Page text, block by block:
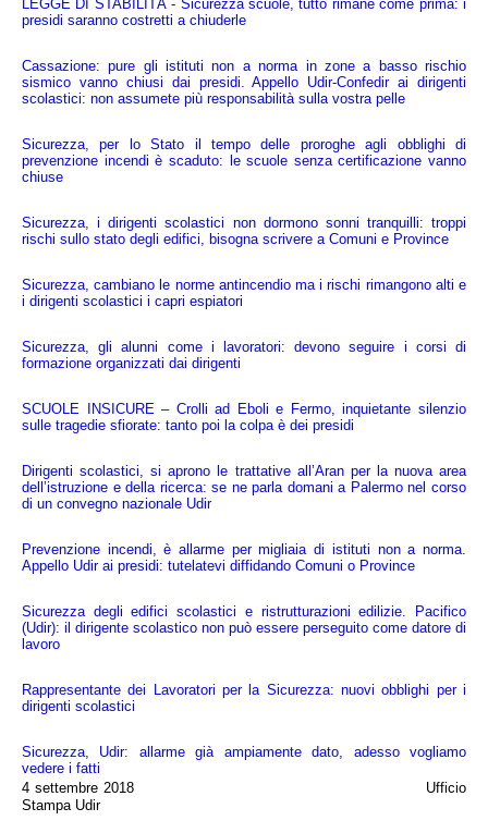
LEGGE DI STABILITÀ - Sicurezza scuole, tutto rimane come prima: i
presidi saranno costretti a chiuderle
Cassazione: pure gli istituti non a norma in zone a basso rischio
sismico vanno chiusi dai presidi. Appello Udir-Confedir ai dirigenti
scolastici: non assumete più responsabilità sulla vostra pelle
Sicurezza, per lo Stato il tempo delle proroghe agli obblighi di
prevenzione incendi è scaduto: le scuole senza certificazione vanno
chiuse
Sicurezza, i dirigenti scolastici non dormono sonni tranquilli: troppi
rischi sullo stato degli edifici, bisogna scrivere a Comuni e Province
Sicurezza, cambiano le norme antincendio ma i rischi rimangono alti e
i dirigenti scolastici i capri espiatori
Sicurezza, gli alunni come i lavoratori: devono seguire i corsi di
formazione organizzati dai dirigenti
SCUOLE INSICURE – Crolli ad Eboli e Fermo, inquietante silenzio
sulle tragedie sfiorate: tanto poi la colpa è dei presidi
Dirigenti scolastici, si aprono le trattative all’Aran per la nuova area
dell’istruzione e della ricerca: se ne parla domani a Palermo nel corso
di un convegno nazionale Udir
Prevenzione incendi, è allarme per migliaia di istituti non a norma.
Appello Udir ai presidi: tutelatevi diffidando Comuni o Province
Sicurezza degli edifici scolastici e ristrutturazioni edilizie. Pacifico
(Udir): il dirigente scolastico non può essere perseguito come datore di
lavoro
Rappresentante dei Lavoratori per la Sicurezza: nuovi obblighi per i
dirigenti scolastici
Sicurezza, Udir: allarme già ampiamente dato, adesso vogliamo
vedere i fatti
4 settembre 2018 Ufficio
Stampa Udir